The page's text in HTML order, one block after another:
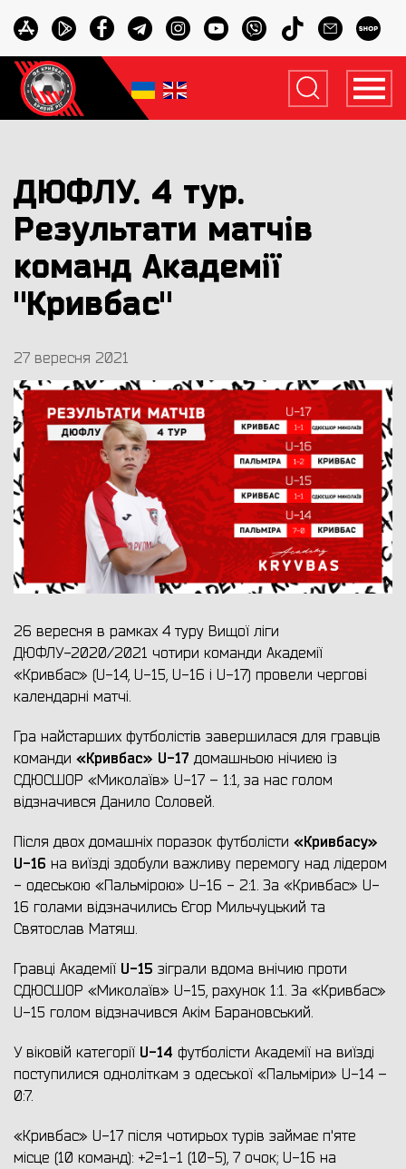
ДЮФЛУ. 4 тур.
Результати матчів
команд Академії
"Кривбас"
27 вересня 2021
26 вересня в рамках 4 туру Вищої ліги
ДЮФЛУ-2020/2021 чотири команди Академії
«Кривбас» (U-14, U-15, U-16 і U-17) провели чергові
календарні матчі.
Гра найстарших футболістів завершилася для гравців
команди «Кривбас» U-17 домашньою нічиєю із
СДЮСШОР «Миколаїв» U-17 – 1:1, за нас голом
відзначився Данило Соловей.
Після двох домашніх поразок футболісти «Кривбасу»
U-16 на виїзді здобули важливу перемогу над лідером
- одеською «Пальмірою» U-16 - 2:1. За «Кривбас» U-
16 голами відзначились Єгор Мильчуцький та
Святослав Матяш.
Гравці Академії U-15 зіграли вдома внічию проти
СДЮСШОР «Миколаїв» U-15, рахунок 1:1. За «Кривбас»
U-15 голом відзначився Акім Барановський.
У віковій категорії U-14 футболісти Академії на виїзді
поступилися одноліткам з одеської «Пальміри» U-14 –
0:7.
«Кривбас» U-17 після чотирьох турів займає п'яте
місце (10 команд): +2=1-1 (10-5), 7 очок; U-16 на